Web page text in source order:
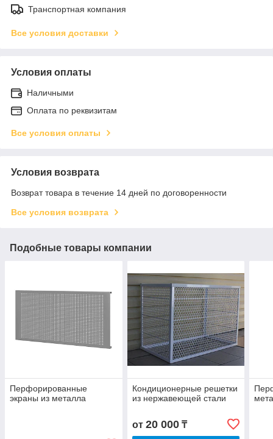
Транспортная компания
Все условия доставки
Условия оплаты
Наличными
Оплата по реквизитам
Все условия оплаты
Условия возврата
Возврат товара в течение 14 дней по договоренности
Все условия возврата
Подобные товары компании
Перфорированные
экраны из металла
Кондиционерные решетки
из нержавеющей стали
от 20 000₸